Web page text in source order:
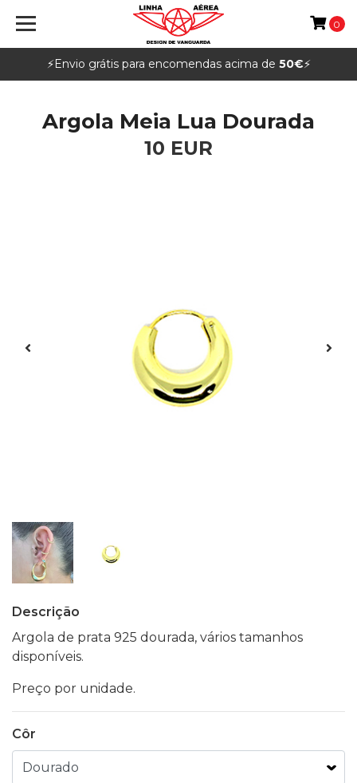
⚡️Envio grátis para encomendas acima de 50€⚡️
0
Argola Meia Lua Dourada
10 EUR
Descrição
Argola de prata 925 dourada, vários tamanhos
disponíveis.
Preço por unidade.
Côr